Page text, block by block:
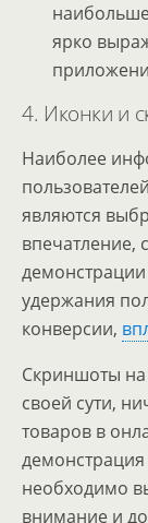
ярко
4. Иконки и
Наиболее
являются
впечатление,
удержания
конверсии,
Скриншоты
своей сути,
товаров в
необходимо
внимание и